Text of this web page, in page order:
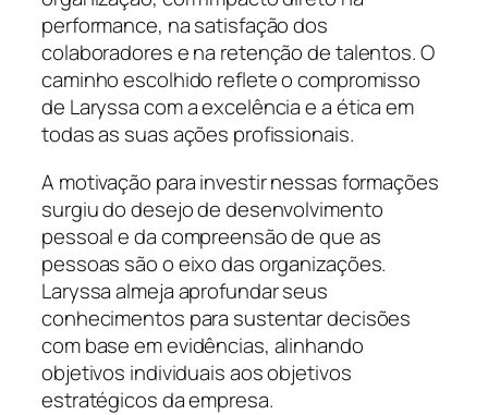
performance, na satisfação dos
colaboradores e na retenção de talentos. O
caminho escolhido reflete o compromisso
de Laryssa com a excelência e a ética em
todas as suas ações profissionais.
A motivação para investir nessas formações
surgiu do desejo de desenvolvimento
pessoal e da compreensão de que as
pessoas são o eixo das organizações.
Laryssa almeja aprofundar seus
conhecimentos para sustentar decisões
com base em evidências, alinhando
objetivos individuais aos objetivos
estratégicos da empresa.